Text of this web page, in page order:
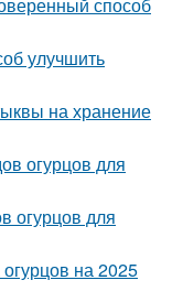
способ
улучшить
на хранение
огурцов для
огурцов для
на 2025